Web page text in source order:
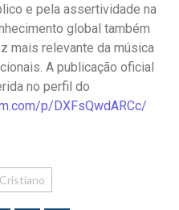
e pela assertividade na
global também
mais relevante da música
A publicação oficial
no perfil do
p/DXFsQwdARCc/